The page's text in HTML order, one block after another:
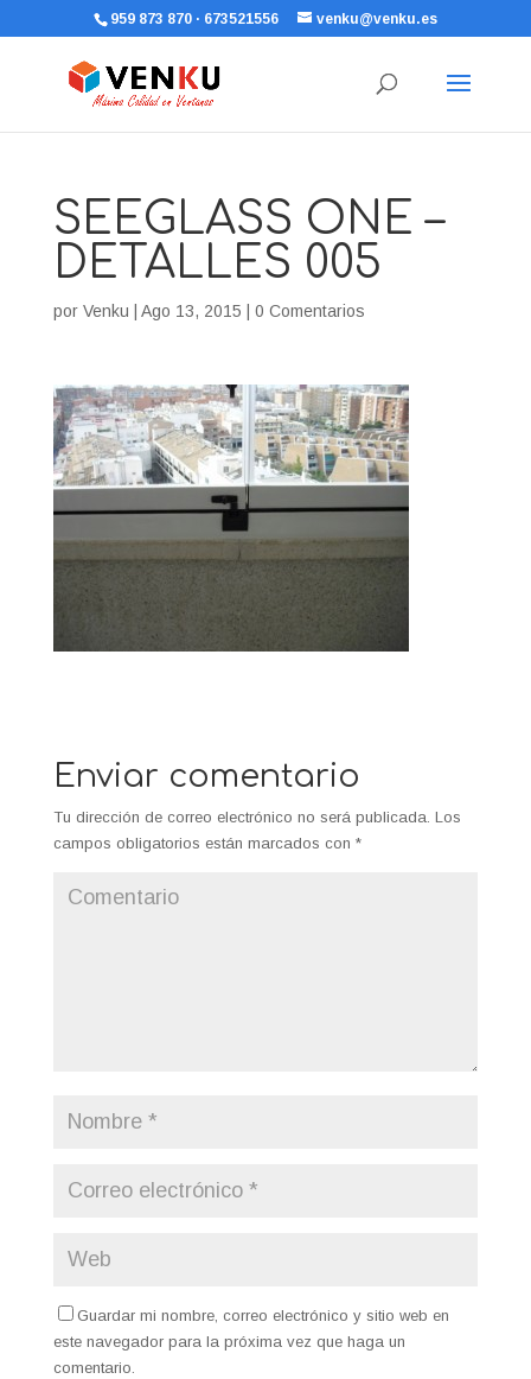
959 873 870 · 673521556 venku@venku.es
SEEGLASS ONE –
DETALLES 005
por Venku Ago 13, 2015 0 Comentarios
Enviar comentario
Tu dirección de correo electrónico no será publicada. Los
campos obligatorios están marcados con *
Guardar mi nombre, correo electrónico y sitio web en
este navegador para la próxima vez que haga un
comentario.